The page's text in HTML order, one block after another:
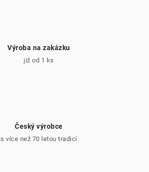
Výroba na zakázku
již od 1 ks
Český výrobce
s více než 70 letou tradicí